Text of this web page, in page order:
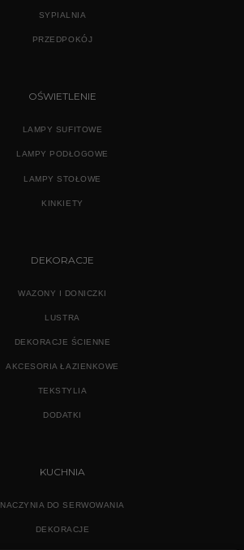
SYPIALNIA
PRZEDPOKÓJ
OŚWIETLENIE
LAMPY SUFITOWE
LAMPY PODŁOGOWE
LAMPY STOŁOWE
KINKIETY
DEKORACJE
WAZONY I DONICZKI
LUSTRA
DEKORACJE ŚCIENNE
AKCESORIA ŁAZIENKOWE
TEKSTYLIA
DODATKI
KUCHNIA
NACZYNIA DO SERWOWANIA
DEKORACJE